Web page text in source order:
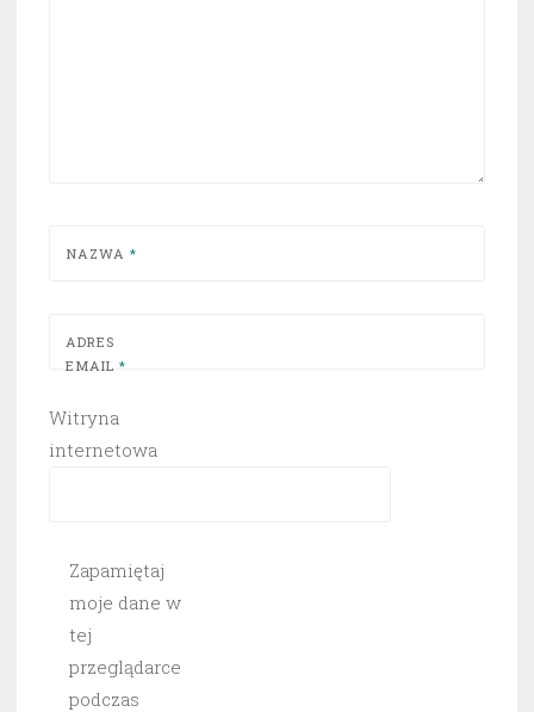
NAZWA *
ADRES
EMAIL *
Witryna
internetowa
Zapamiętaj
moje dane w
tej
przeglądarce
podczas